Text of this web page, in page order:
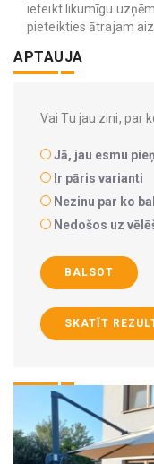
ieteikt likumīgu
pieteikties ātrajam
APTAUJA
Vai Tu jau zini, par
Jā, jau esmu
Ir pāris varianti
Nezinu par ko
Nedošos uz
BALSOT
SKATĪT